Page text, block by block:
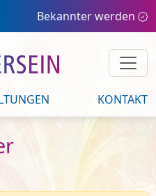
Bekannter werden
KONTAKT